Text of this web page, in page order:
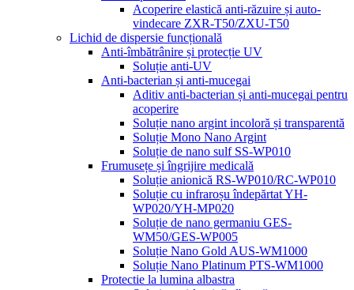
Acoperire elastică anti-răzuire și auto-
vindecare ZXR-T50/ZXU-T50
Lichid de dispersie funcțională
Anti-îmbătrânire și protecție UV
Soluție anti-UV
Anti-bacterian și anti-mucegai
Aditiv anti-bacterian și anti-mucegai pentru
acoperire
Soluție nano argint incoloră și transparentă
Soluție Mono Nano Argint
Soluție de nano sulf SS-WP010
Frumusețe și îngrijire medicală
Soluție anionică RS-WP010/RC-WP010
Soluție cu infraroșu îndepărtat YH-
WP020/YH-MP020
Soluție de nano germaniu GES-
WM50/GES-WP005
Soluție Nano Gold AUS-WM1000
Soluție Nano Platinum PTS-WM1000
Protectie la lumina albastra